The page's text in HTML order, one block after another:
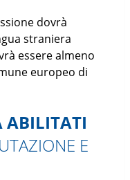
dovrà
straniera
essere almeno
europeo di
ABILITATI
E